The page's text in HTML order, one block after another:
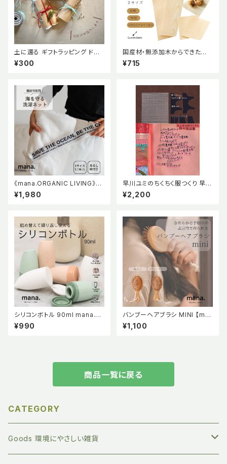
土に還る ギフトラッピング ドラ
イフラワー リボンとメッセージ
が選べる！
¥300
国産材・無添加木からできた経
木らっぷ 【長型】20枚入り Qua
ntoBasta クアントバスタ 国産
赤松 オーガニック おしゃれ か
わいい ナチュラル 天然素材 エ
コ エシカル サステナブル
¥715
《mana.ORGANIC LIVING》の
海を守る洗濯ネット Sサイズ
¥1,980
早川ユミのちくちく服つくり 早川
ユミ アノニマスタジオ
¥2,200
シリコンボトル 90ml mana.O
RGANIC LIVING マナ マナオー
ガニックリビング 詰め替え シリ
ン ホワイト 全3色 エコ サスティ
¥990
バンブーヘアブラシ MINI 【ma
na. ORGANIC LIVING】
¥1,100
商品一覧に戻る
CATEGORY
Goods 環境にやさしい雑貨